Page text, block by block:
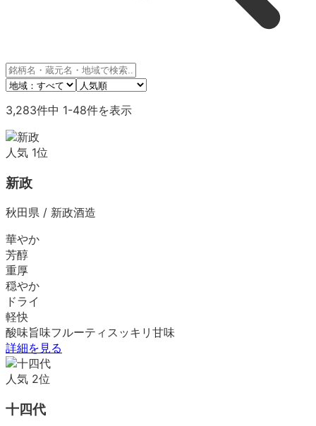
3,283件中 1-48件を表示
人気 1位
新政
秋田県 / 新政酒造
華やか
芳醇
重厚
穏やか
ドライ
軽快
酸味旨味フルーティ スッキリ 甘味
詳細を見る
人気 2位
十四代